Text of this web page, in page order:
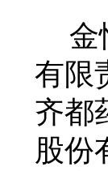
金
有限
齐都
股份